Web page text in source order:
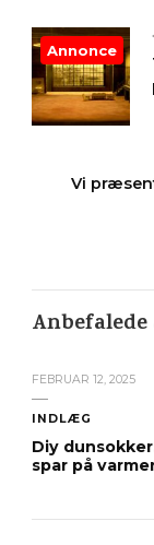
Annonce
Vi
FEBRUAR 12, 2025
INDLÆG
Diy
spar på